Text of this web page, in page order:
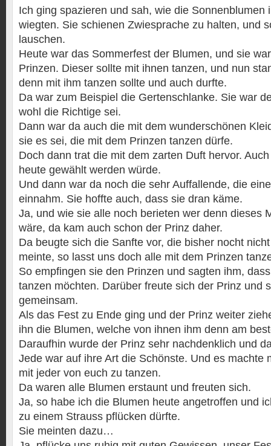
Ich ging spazieren und sah, wie die Sonnenblumen
wiegten. Sie schienen Zwiesprache zu halten, und
lauschen.
Heute war das Sommerfest der Blumen, und sie
Prinzen. Dieser sollte mit ihnen tanzen, und nun
denn mit ihm tanzen sollte und auch durfte.
Da war zum Beispiel die Gertenschlanke. Sie war
wohl die Richtige sei.
Dann war da auch die mit dem wunderschönen
sie es sei, die mit dem Prinzen tanzen dürfe.
Doch dann trat die mit dem zarten Duft hervor.
heute gewählt werden würde.
Und dann war da noch die sehr Auffallende, die
einnahm. Sie hoffte auch, dass sie dran käme.
Ja, und wie sie alle noch berieten wer denn dieses
wäre, da kam auch schon der Prinz daher.
Da beugte sich die Sanfte vor, die bisher nocht
meinte, so lasst uns doch alle mit dem Prinzen
So empfingen sie den Prinzen und sagten ihm,
tanzen möchten. Darüber freute sich der Prinz und
gemeinsam.
Als das Fest zu Ende ging und der Prinz weiter
ihn die Blumen, welche von ihnen ihm denn am
Daraufhin wurde der Prinz sehr nachdenklich und
Jede war auf ihre Art die Schönste. Und es machte
mit jeder von euch zu tanzen.
Da waren alle Blumen erstaunt und freuten sich.
Ja, so habe ich die Blumen heute angetroffen und
zu einem Strauss pflücken dürfte.
Sie meinten dazu…